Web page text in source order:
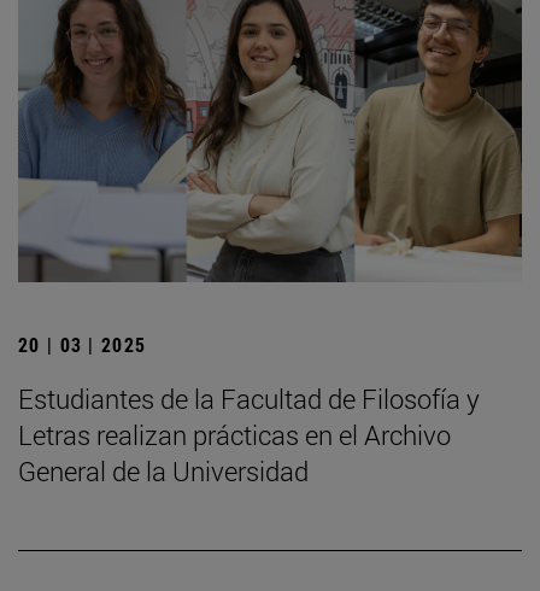
20 | 03 | 2025
Estudiantes de la Facultad de Filosofía y
Letras realizan prácticas en el Archivo
General de la Universidad